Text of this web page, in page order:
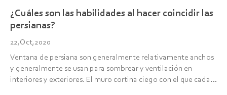
¿Cuáles son las habilidades al hacer coincidir las
persianas?
22,Oct,2020
Ventana de persiana son generalmente relativamente anchos
y generalmente se usan para sombrear y ventilación en
interiores y exteriores. El muro cortina ciego con el que cada